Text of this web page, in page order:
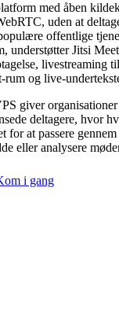
med åben
uden at
offentlige
understøtter Jitsi
livestreaming
og live-
giver
deltagere, hvor
at passere
eller analysere
i gang